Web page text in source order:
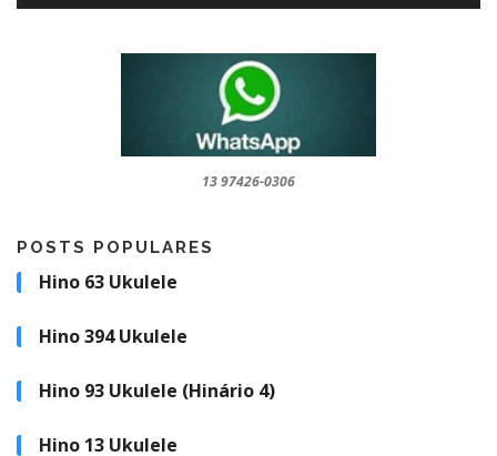
13 97426-0306
POSTS POPULARES
Hino 63 Ukulele
Hino 394 Ukulele
Hino 93 Ukulele (Hinário 4)
Hino 13 Ukulele